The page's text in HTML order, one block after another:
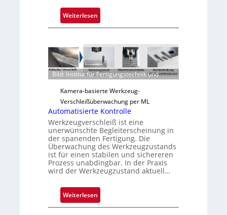
Weiterlesen:
Z
v
r
l
ä
s
s
i
g
e
D
r
u
k
m
Bild: Institut für Fertigungstechnik und
Kamera-basierte Werkzeug-
Verschleißüberwachung per ML
Automatisierte Kontrolle
Werkzeugverschleiß ist eine
unerwünschte Begleiterscheinung in
der spanenden Fertigung. Die
Überwachung des Werkzeugzustands
ist für einen stabilen und sichereren
Prozess unabdingbar. In der Praxis
wird der Werkzeugzustand aktuell…
Weiterlesen:
A